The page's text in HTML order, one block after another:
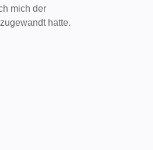
mich der
hatte.